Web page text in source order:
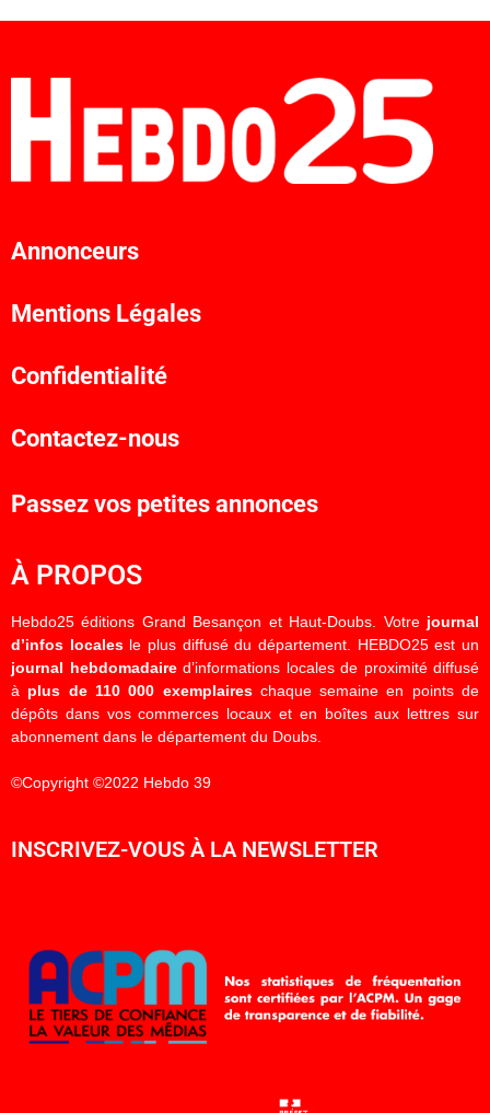
Annonceurs
Mentions Légales
Confidentialité
Contactez-nous
Passez vos petites annonces
À PROPOS
Hebdo25 éditions Grand Besançon et Haut-Doubs. Votre journal
d’infos localesle plus diffusé du département. HEBDO25 est un
journal hebdomadaired’informations locales de proximité diffusé
à plus de 110 000 exemplaireschaque semaine en points de
dépôts dans vos commerces locaux et en boîtes aux lettres sur
abonnement dans le département du Doubs.
©Copyright ©2022 Hebdo 39
INSCRIVEZ-VOUS À LA NEWSLETTER